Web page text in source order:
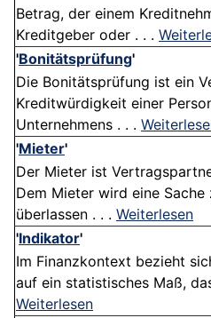
Betrag, der einem
Kreditgeber oder . . .
'Bonitätsprüfung'
Die Bonitätsprüfung ist ein
Kreditwürdigkeit einer
Unternehmens . . .
'Mieter'
Der Mieter ist
Dem Mieter wird eine Sache
überlassen . . . Weiterlesen
'Indikator'
Im Finanzkontext bezieht
auf ein statistisches Maß,
Weiterlesen